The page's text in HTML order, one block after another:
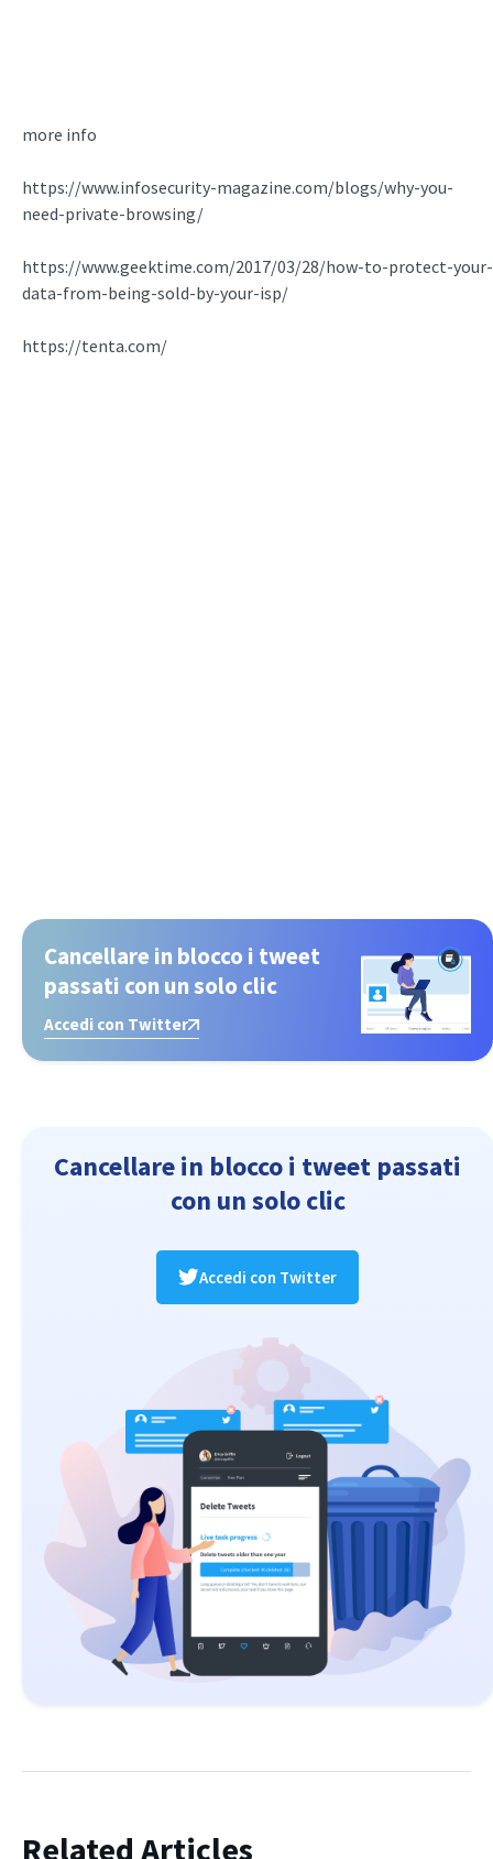
more info
https://www.infosecurity-magazine.com/blogs/why-you-
need-private-browsing/
https://www.geektime.com/2017/03/28/how-to-protect-your-
data-from-being-sold-by-your-isp/
https://tenta.com/
Cancellare in blocco i tweet
passati con un solo clic
Accedi con Twitter
Cancellare in blocco i tweet passati
con un solo clic
Accedi con Twitter
Related Articles